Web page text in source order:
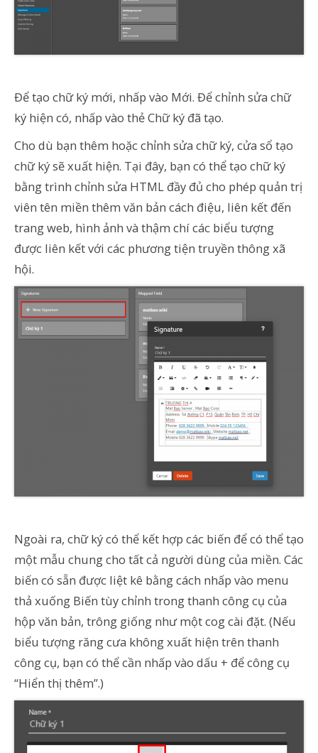
Để tạo chữ ký mới, nhấp vào Mới. Để chỉnh sửa chữ
ký hiện có, nhấp vào thẻ Chữ ký đã tạo.
Cho dù bạn thêm hoặc chỉnh sửa chữ ký, cửa sổ tạo
chữ ký sẽ xuất hiện. Tại đây, bạn có thể tạo chữ ký
bằng trình chỉnh sửa HTML đầy đủ cho phép quản trị
viên tên miền thêm văn bản cách điệu, liên kết đến
trang web, hình ảnh và thậm chí các biểu tượng
được liên kết với các phương tiện truyền thông xã
hội.
Ngoài ra, chữ ký có thể kết hợp các biến để có thể tạo
một mẫu chung cho tất cả người dùng của miền. Các
biến có sẵn được liệt kê bằng cách nhấp vào menu
thả xuống Biến tùy chỉnh trong thanh công cụ của
hộp văn bản, trông giống như một cog cài đặt. (Nếu
biểu tượng răng cưa không xuất hiện trên thanh
công cụ, bạn có thể cần nhấp vào dấu + để công cụ
“Hiển thị thêm”.)